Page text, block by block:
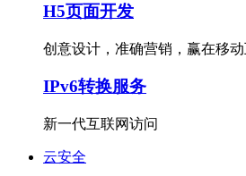
H5页面开发
创意设计，准确营销，赢在移动
IPv6转换服务
新一代互联网访问
云安全